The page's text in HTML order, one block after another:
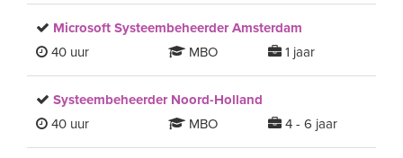
Microsoft Systeembeheerder Amsterdam
40 uur
MBO 1 jaar
Systeembeheerder Noord-Holland
40 uur
MBO 4 - 6 jaar